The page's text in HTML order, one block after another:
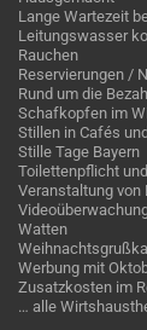
Lange Wartezeit
Leitungswasser
Rauchen
Reservierungen /
Rund um die
Schafkopfen im
Stillen in Cafés
Stille Tage Bayern
Toilettenpflicht
Veranstaltung von
Watten
Werbung mit
Zusatzkosten im
… alle